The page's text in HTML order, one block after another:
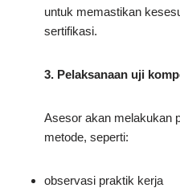
untuk memastikan
sertifikasi.
3. Pelaksanaan uji
Asesor akan melakukan
metode, seperti:
observasi praktik kerja